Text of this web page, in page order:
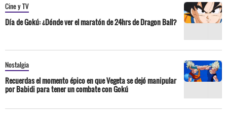
Cine y TV
Día de Gokú: ¿Dónde ver el maratón de 24hrs de Dragon Ball?
Nostalgia
Recuerdas el momento épico en que Vegeta se dejó manipular
por Babidi para tener un combate con Gokú